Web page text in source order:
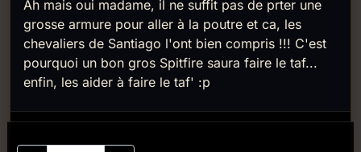
Ah mais oui madame, il ne suffit pas de prter une
grosse armure pour aller à la poutre et ca, les
chevaliers de Santiago l'ont bien compris !!! C'est
pourquoi un bon gros Spitfire saura faire le taf...
enfin, les aider à faire le taf' :p